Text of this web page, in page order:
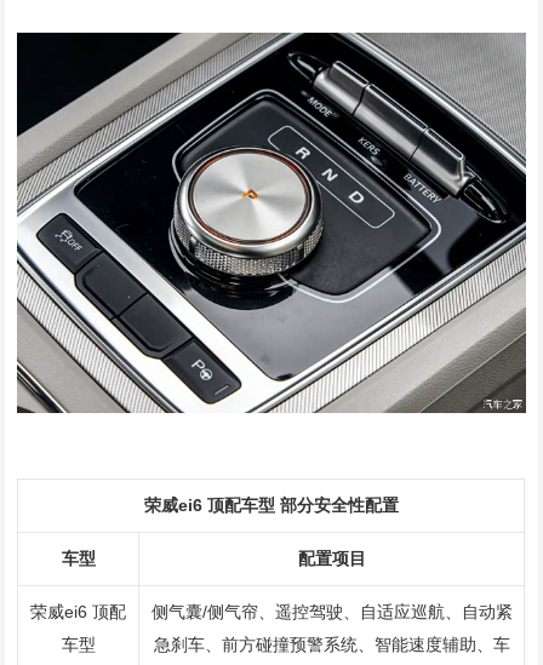
荣威ei6 顶配车型 部分安全性配置
车型 配置项目
荣威ei6 顶配
车型
侧气囊/侧气帘、遥控驾驶、自适应巡航、自动紧
急刹车、前方碰撞预警系统、智能速度辅助、车